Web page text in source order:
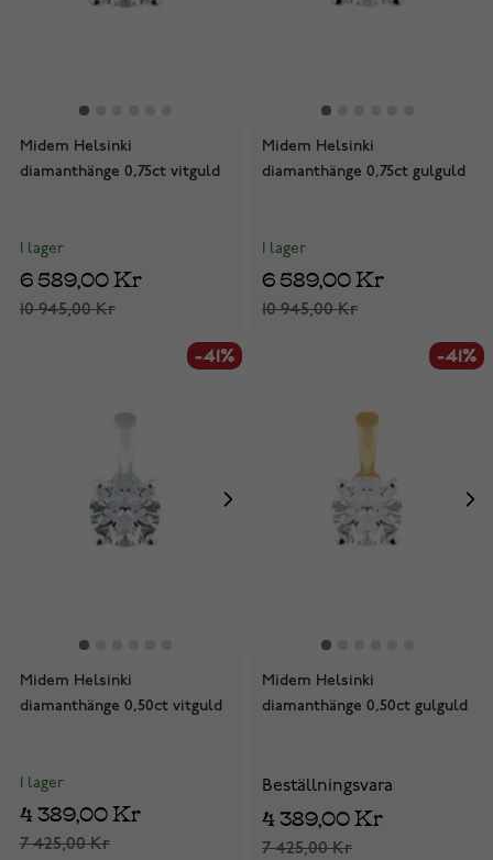
Midem Helsinki
diamanthänge 0,75ct vitguld
I lager
10 945,00 Kr
6 589,00 Kr
Midem Helsinki
diamanthänge 0,75ct gulguld
I lager
10 945,00 Kr
6 589,00 Kr
-41%
Midem Helsinki
diamanthänge 0,50ct vitguld
I lager
7 425,00 Kr
4 389,00 Kr
-41%
Midem Helsinki
diamanthänge 0,50ct gulguld
Beställningsvara
7 425,00 Kr
4 389,00 Kr